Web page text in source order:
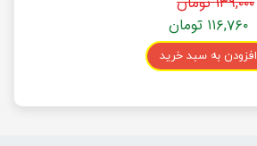
۱۱۶,۷۶۰ تومان
افزودن به سبد خرید